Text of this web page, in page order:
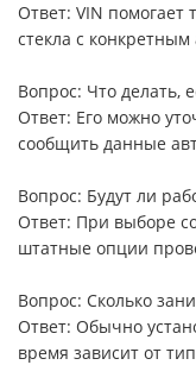
Ответ: VIN помогает
стекла с
Вопрос: Что делать,
Ответ: Его можно
сообщить данные
Вопрос: Будут ли
Ответ: При выборе
штатные опции
Вопрос: Сколько
Ответ: Обычно
время зависит от